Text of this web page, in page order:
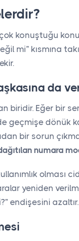
konuştuğu
mi” kısmına
da
biridir. Eğer bir
geçmişe dönük
bir sorun
numara
olması
yeniden
endişesini azaltır.